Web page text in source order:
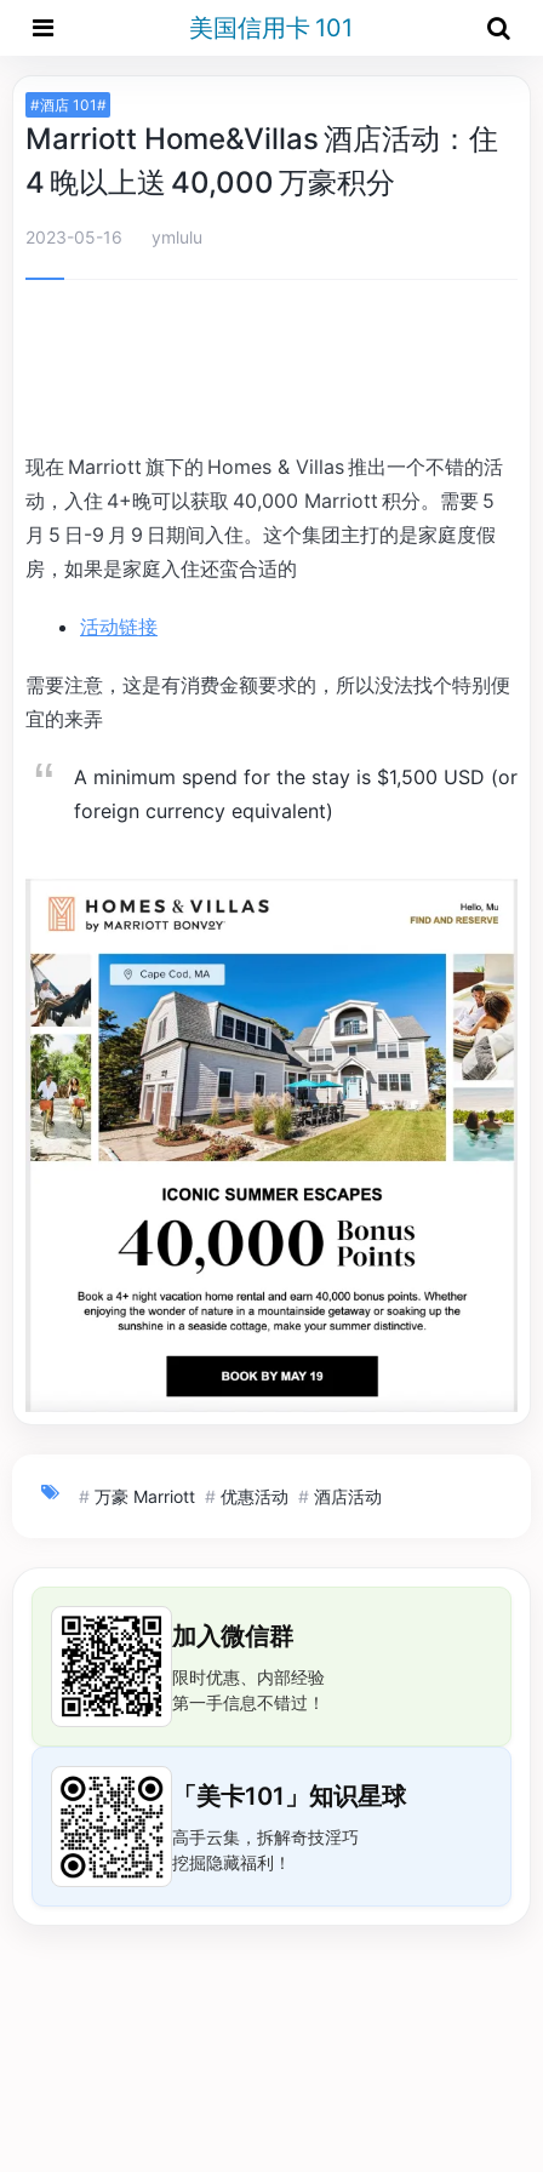
美国信用卡 101
#酒店 101#
Marriott Home&Villas 酒店活动：住
4 晚以上送 40,000 万豪积分
2023-05-16 ymlulu
现在 Marriott 旗下的 Homes & Villas 推出一个不错的活
动，入住 4+晚可以获取 40,000 Marriott 积分。需要 5
月 5 日-9 月 9 日期间入住。这个集团主打的是家庭度假
房，如果是家庭入住还蛮合适的
活动链接
需要注意，这是有消费金额要求的，所以没法找个特别便
宜的来弄
A minimum spend for the stay is $1,500 USD (or
foreign currency equivalent)
# 万豪 Marriott # 优惠活动 # 酒店活动
加入微信群
限时优惠、内部经验
第一手信息不错过！
「美卡101」知识星球
高手云集，拆解奇技淫巧
挖掘隐藏福利！